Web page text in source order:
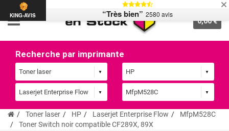
0,00 €
Recherche par imprimante
Toner laser HP Laserjet Enterprise Flow
MfpM528C
Toner Switch noir compatible CF289X, 89X
KING-AVIS “Très bien” 2580 avis